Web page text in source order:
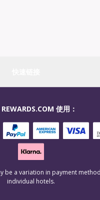
使用：
be a variation in payment
individual hotels.